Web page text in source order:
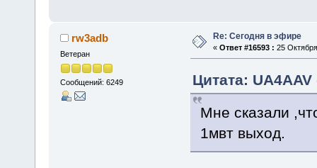
rw3adb
Ветеран
Сообщений: 6249
Re: Сегодня в эфире
« Ответ #16593 : 25
Цитата:
Мне сказали
1мвт выход.